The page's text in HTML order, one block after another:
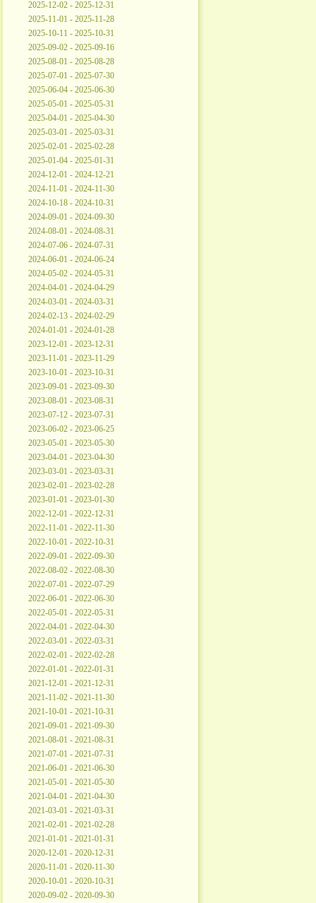
2025-12-02 - 2025-12-31
2025-11-01 - 2025-11-28
2025-10-11 - 2025-10-31
2025-09-02 - 2025-09-16
2025-08-01 - 2025-08-28
2025-07-01 - 2025-07-30
2025-06-04 - 2025-06-30
2025-05-01 - 2025-05-31
2025-04-01 - 2025-04-30
2025-03-01 - 2025-03-31
2025-02-01 - 2025-02-28
2025-01-04 - 2025-01-31
2024-12-01 - 2024-12-21
2024-11-01 - 2024-11-30
2024-10-18 - 2024-10-31
2024-09-01 - 2024-09-30
2024-08-01 - 2024-08-31
2024-07-06 - 2024-07-31
2024-06-01 - 2024-06-24
2024-05-02 - 2024-05-31
2024-04-01 - 2024-04-29
2024-03-01 - 2024-03-31
2024-02-13 - 2024-02-29
2024-01-01 - 2024-01-28
2023-12-01 - 2023-12-31
2023-11-01 - 2023-11-29
2023-10-01 - 2023-10-31
2023-09-01 - 2023-09-30
2023-08-01 - 2023-08-31
2023-07-12 - 2023-07-31
2023-06-02 - 2023-06-25
2023-05-01 - 2023-05-30
2023-04-01 - 2023-04-30
2023-03-01 - 2023-03-31
2023-02-01 - 2023-02-28
2023-01-01 - 2023-01-30
2022-12-01 - 2022-12-31
2022-11-01 - 2022-11-30
2022-10-01 - 2022-10-31
2022-09-01 - 2022-09-30
2022-08-02 - 2022-08-30
2022-07-01 - 2022-07-29
2022-06-01 - 2022-06-30
2022-05-01 - 2022-05-31
2022-04-01 - 2022-04-30
2022-03-01 - 2022-03-31
2022-02-01 - 2022-02-28
2022-01-01 - 2022-01-31
2021-12-01 - 2021-12-31
2021-11-02 - 2021-11-30
2021-10-01 - 2021-10-31
2021-09-01 - 2021-09-30
2021-08-01 - 2021-08-31
2021-07-01 - 2021-07-31
2021-06-01 - 2021-06-30
2021-05-01 - 2021-05-30
2021-04-01 - 2021-04-30
2021-03-01 - 2021-03-31
2021-02-01 - 2021-02-28
2021-01-01 - 2021-01-31
2020-12-01 - 2020-12-31
2020-11-01 - 2020-11-30
2020-10-01 - 2020-10-31
2020-09-02 - 2020-09-30